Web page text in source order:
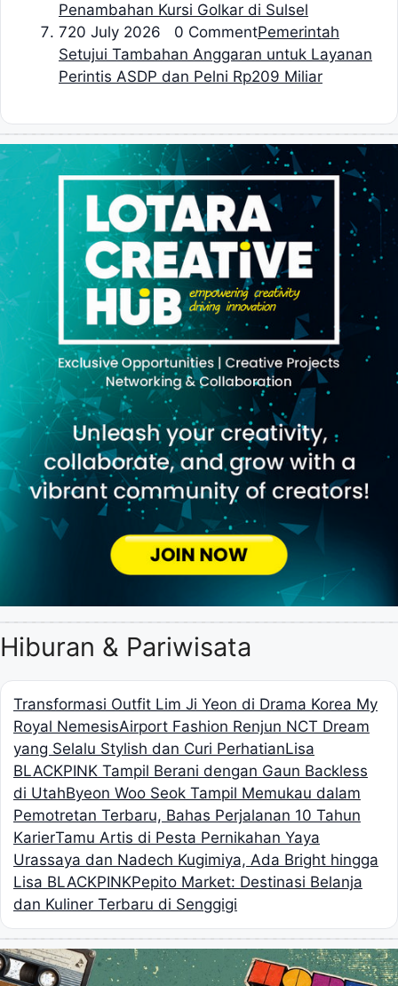
Penambahan Kursi Golkar di Sulsel
720 July 2026 0 CommentPemerintah
Setujui Tambahan Anggaran untuk Layanan
Perintis ASDP dan Pelni Rp209 Miliar
Hiburan & Pariwisata
Transformasi Outfit Lim Ji Yeon di Drama Korea My
Royal NemesisAirport Fashion Renjun NCT Dream
yang Selalu Stylish dan Curi PerhatianLisa
BLACKPINK Tampil Berani dengan Gaun Backless
di UtahByeon Woo Seok Tampil Memukau dalam
Pemotretan Terbaru, Bahas Perjalanan 10 Tahun
KarierTamu Artis di Pesta Pernikahan Yaya
Urassaya dan Nadech Kugimiya, Ada Bright hingga
Lisa BLACKPINKPepito Market: Destinasi Belanja
dan Kuliner Terbaru di Senggigi